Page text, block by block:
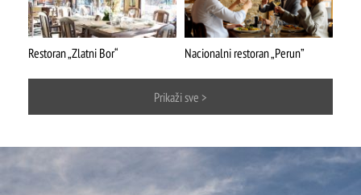
Restoran „Zlatni Bor“ Nacionalni restoran „Perun”
Prikaži sve >
VIDETI FEATURED
Mokra gora